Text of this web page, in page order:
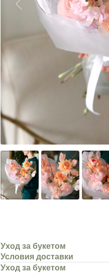
Уход за букетом
Условия доставки
Уход за букетом